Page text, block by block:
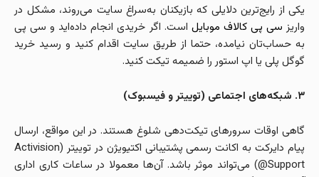
یکی از رایج‌ترین دلایلی که بازیکنان به‌سراغ سایت می‌روند، مشکل در
واریز سی پی کالاف موبایل است. اگر خریدی انجام داده‌اید و سی پی
به حساب‌تان نیامده، حتما از طریق سایت اقدام کنید و رسید خرید
گوگل پلی یا اپ استور را ضمیمه تیکت کنید.
۳. شبکه‌های اجتماعی (توییتر و فیسبوک)
گاهی اوقات سرورهای تیکت‌دهی شلوغ هستند. در این مواقع، ارسال
پیام دایرکت به اکانت رسمی پشتیبانی اکتیویژن در توییتر (Activision
Support@) می‌تواند موثر باشد. آن‌ها معمولا در ساعات کاری اداری